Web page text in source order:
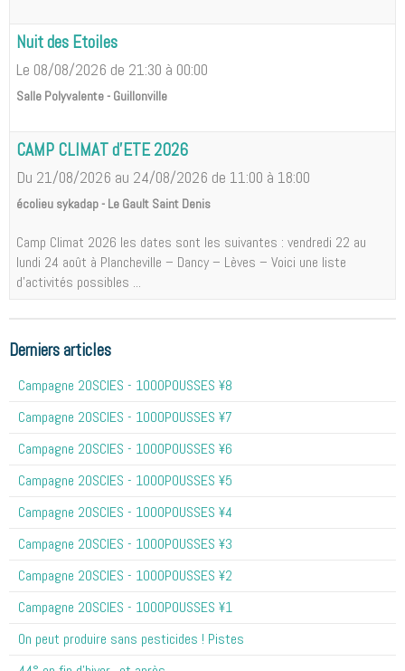
Nuit des Etoiles
Le 08/08/2026 de 21:30 à 00:00
Salle Polyvalente - Guillonville
CAMP CLIMAT d'ETE 2026
Du 21/08/2026 au 24/08/2026 de 11:00 à 18:00
écolieu sykadap - Le Gault Saint Denis
Camp Climat 2026 les dates sont les suivantes : vendredi 22 au
lundi 24 août à Plancheville – Dancy – Lèves – Voici une liste
d'activités possibles ...
Derniers articles
Campagne 20SCIES - 1OOOPOUSSES ¥8
Campagne 20SCIES - 1OOOPOUSSES ¥7
Campagne 20SCIES - 1OOOPOUSSES ¥6
Campagne 20SCIES - 1OOOPOUSSES ¥5
Campagne 20SCIES - 1OOOPOUSSES ¥4
Campagne 20SCIES - 1OOOPOUSSES ¥3
Campagne 20SCIES - 1OOOPOUSSES ¥2
Campagne 20SCIES - 1OOOPOUSSES ¥1
On peut produire sans pesticides ! Pistes